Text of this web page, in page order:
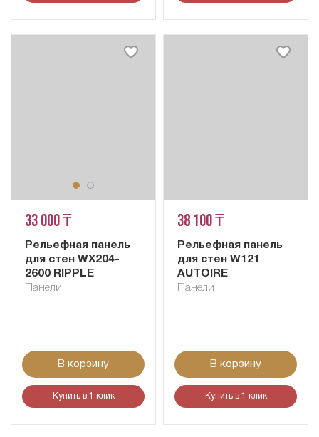
33 000 ₸
Рельефная панель
для стен WX204-
2600 RIPPLE
Панели
В корзину
Купить в 1 клик
38 100 ₸
Рельефная панель
для стен W121
AUTOIRE
Панели
В корзину
Купить в 1 клик